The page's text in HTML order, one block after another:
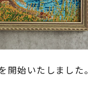
始いたしました。